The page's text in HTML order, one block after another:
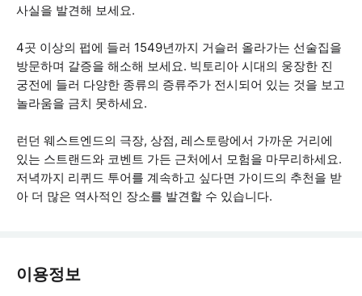
사실을 발견해 보세요.
4곳 이상의 펍에 들러 1549년까지 거슬러 올라가는 선술집을
방문하며 갈증을 해소해 보세요. 빅토리아 시대의 웅장한 진
궁전에 들러 다양한 종류의 증류주가 전시되어 있는 것을 보고
놀라움을 금치 못하세요.
런던 웨스트엔드의 극장, 상점, 레스토랑에서 가까운 거리에
있는 스트랜드와 코벤트 가든 근처에서 모험을 마무리하세요.
저녁까지 리퀴드 투어를 계속하고 싶다면 가이드의 추천을 받
아 더 많은 역사적인 장소를 발견할 수 있습니다.
이용정보